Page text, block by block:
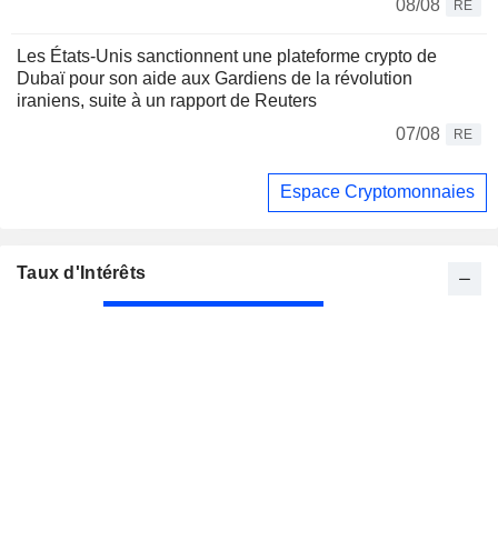
08/08
RE
Les États-Unis sanctionnent une plateforme crypto de
Dubaï pour son aide aux Gardiens de la révolution
iraniens, suite à un rapport de Reuters
07/08
RE
Espace Cryptomonnaies
Taux d'Intérêts